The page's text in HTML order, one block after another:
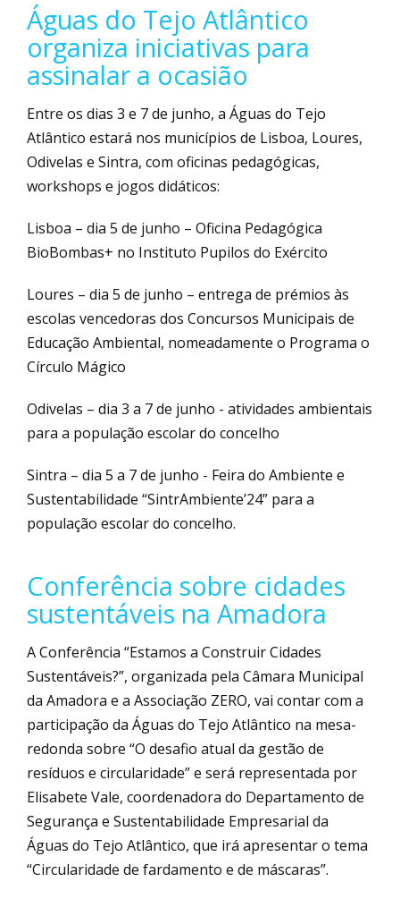
Águas do Tejo Atlântico
organiza iniciativas para
assinalar a ocasião
Entre os dias 3 e 7 de junho, a Águas do Tejo
Atlântico estará nos municípios de Lisboa, Loures,
Odivelas e Sintra, com oficinas pedagógicas,
workshops e jogos didáticos:
Lisboa – dia 5 de junho – Oficina Pedagógica
BioBombas+ no Instituto Pupilos do Exército
Loures – dia 5 de junho – entrega de prémios às
escolas vencedoras dos Concursos Municipais de
Educação Ambiental, nomeadamente o Programa o
Círculo Mágico
Odivelas – dia 3 a 7 de junho - atividades ambientais
para a população escolar do concelho
Sintra – dia 5 a 7 de junho - Feira do Ambiente e
Sustentabilidade “SintrAmbiente’24” para a
população escolar do concelho.
Conferência sobre cidades
sustentáveis na Amadora
A Conferência “Estamos a Construir Cidades
Sustentáveis?”, organizada pela Câmara Municipal
da Amadora e a Associação ZERO, vai contar com a
participação da Águas do Tejo Atlântico na mesa-
redonda sobre “O desafio atual da gestão de
resíduos e circularidade” e será representada por
Elisabete Vale, coordenadora do Departamento de
Segurança e Sustentabilidade Empresarial da
Águas do Tejo Atlântico, que irá apresentar o tema
“Circularidade de fardamento e de máscaras”.